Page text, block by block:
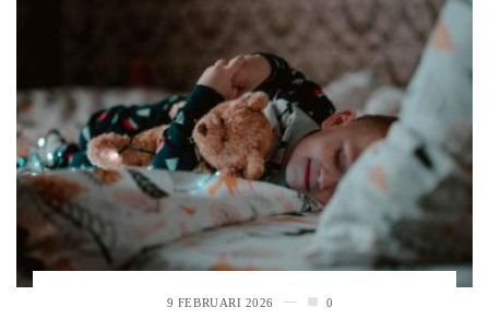
9 FEBRUARI 2026 0